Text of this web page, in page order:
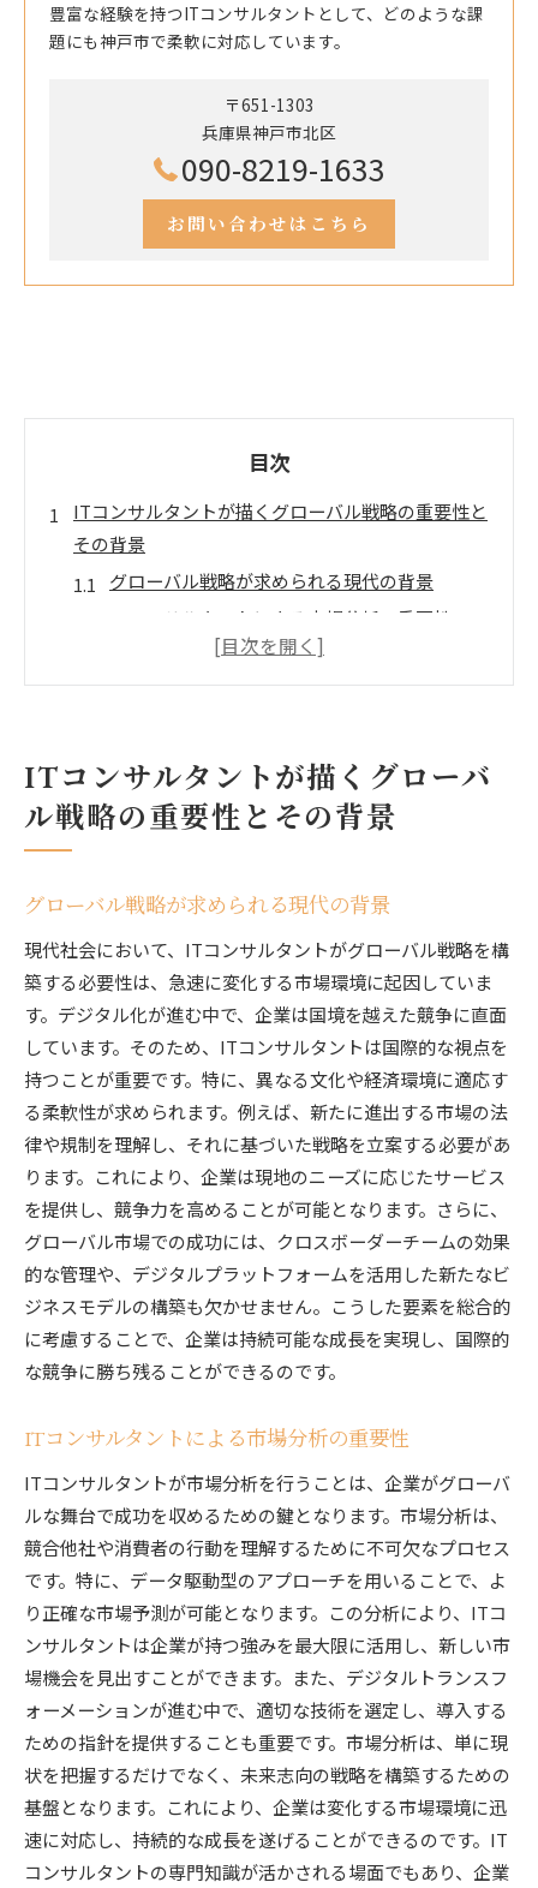
豊富な経験を持つITコンサルタントとして、どのような課
題にも神戸市で柔軟に対応しています。
〒651-1303
兵庫県神戸市北区
090-8219-1633
お問い合わせはこちら
目次
ITコンサルタントが描くグローバル戦略の重要性と
その背景
グローバル戦略が求められる現代の背景
ITコンサルタントによる市場分析の重要性
国際競争力を高めるための戦略的視点
デジタル技術がもたらす新たな可能性
持続可能な成長に向けた戦略の必要性
世界市場で躍進するITコンサルタントの新たな挑戦
革新的技術の導入による競争力強化
グローバルプロジェクト管理の課題
国際的な人材育成とその重要性
デジタル時代における新たなビジネスモデルの
創造
国際的視点を持つITコンサルタントが活躍する理由
異文化理解による円滑なコミュニケーション
国際市場でのリーダーシップの重要性
グローバルネットワークの構築と活用
市場変化に迅速に対応する柔軟性
国際的なベストプラクティスの導入
異なる視点からの問題解決力
ITコンサルタントのグローバル対応力が企業成長を
企業の国際展開を支援する戦略的パートナーシ
グローバル市場への迅速な進出支援
現地ニーズに応じたカスタマイズサービス
国際規制対応によるリスク管理
デジタル化による市場拡大支援
持続可能なビジネスモデルの提案
デジタル時代のITコンサルタントが直面するグロー
バル課題
国際セキュリティ標準への対応
データプライバシーとコンプライアンスの確保
技術革新によるビジネス変化の追求
複雑化する市場ニーズへの対応
ITコンサルタントが描くグローバ
ル戦略の重要性とその背景
グローバル戦略が求められる現代の背景
現代社会において、ITコンサルタントがグローバル戦略を構
築する必要性は、急速に変化する市場環境に起因していま
す。デジタル化が進む中で、企業は国境を越えた競争に直面
しています。そのため、ITコンサルタントは国際的な視点を
持つことが重要です。特に、異なる文化や経済環境に適応す
る柔軟性が求められます。例えば、新たに進出する市場の法
律や規制を理解し、それに基づいた戦略を立案する必要があ
ります。これにより、企業は現地のニーズに応じたサービス
を提供し、競争力を高めることが可能となります。さらに、
グローバル市場での成功には、クロスボーダーチームの効果
的な管理や、デジタルプラットフォームを活用した新たなビ
ジネスモデルの構築も欠かせません。こうした要素を総合的
に考慮することで、企業は持続可能な成長を実現し、国際的
な競争に勝ち残ることができるのです。
ITコンサルタントによる市場分析の重要性
ITコンサルタントが市場分析を行うことは、企業がグローバ
ルな舞台で成功を収めるための鍵となります。市場分析は、
競合他社や消費者の行動を理解するために不可欠なプロセス
です。特に、データ駆動型のアプローチを用いることで、よ
り正確な市場予測が可能となります。この分析により、ITコ
ンサルタントは企業が持つ強みを最大限に活用し、新しい市
場機会を見出すことができます。また、デジタルトランスフ
ォーメーションが進む中で、適切な技術を選定し、導入する
ための指針を提供することも重要です。市場分析は、単に現
状を把握するだけでなく、未来志向の戦略を構築するための
基盤となります。これにより、企業は変化する市場環境に迅
速に対応し、持続的な成長を遂げることができるのです。IT
コンサルタントの専門知識が活かされる場面でもあり、企業